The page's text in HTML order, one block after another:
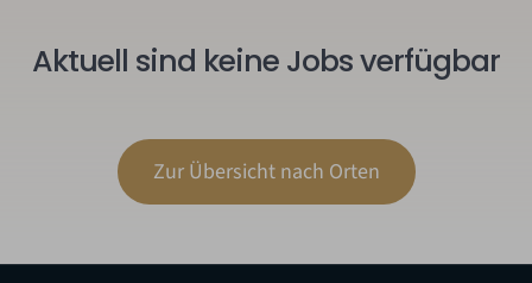
Aktuell sind keine Jobs verfügbar
Zur Übersicht nach Orten